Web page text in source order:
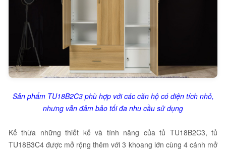
Sản phẩm TU18B2C3 phù hợp với các căn hộ có diện tích nhỏ,
nhưng vẫn đảm bảo tối đa nhu cầu sử dụng
Kế thừa những thiết kế và tính năng của tủ TU18B2C3, tủ
TU18B3C4 được mở rộng thêm với 3 khoang lớn cùng 4 cánh mở